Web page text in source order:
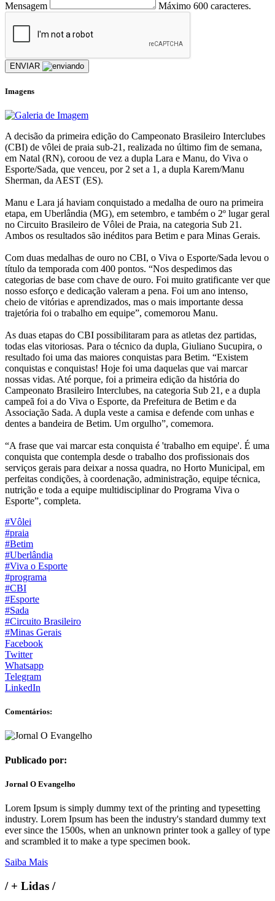
Mensagem Máximo 600 caracteres.
ENVIAR
Imagens
A decisão da primeira edição do Campeonato Brasileiro Interclubes
(CBI) de vôlei de praia sub-21, realizada no último fim de semana,
em Natal (RN), coroou de vez a dupla Lara e Manu, do Viva o
Esporte/Sada, que venceu, por 2 set a 1, a dupla Karem/Manu
Sherman, da AEST (ES).
Manu e Lara já haviam conquistado a medalha de ouro na primeira
etapa, em Uberlândia (MG), em setembro, e também o 2º lugar geral
no Circuito Brasileiro de Vôlei de Praia, na categoria Sub 21.
Ambos os resultados são inéditos para Betim e para Minas Gerais.
Com duas medalhas de ouro no CBI, o Viva o Esporte/Sada levou o
título da temporada com 400 pontos. “Nos despedimos das
categorias de base com chave de ouro. Foi muito gratificante ver que
nosso esforço e dedicação valeram a pena. Foi um ano intenso,
cheio de vitórias e aprendizados, mas o mais importante dessa
trajetória foi o trabalho em equipe”, comemorou Manu.
As duas etapas do CBI possibilitaram para as atletas dez partidas,
todas elas vitoriosas. Para o técnico da dupla, Giuliano Sucupira, o
resultado foi uma das maiores conquistas para Betim. “Existem
conquistas e conquistas! Hoje foi uma daquelas que vai marcar
nossas vidas. Até porque, foi a primeira edição da história do
Campeonato Brasileiro Interclubes, na categoria Sub 21, e a dupla
campeã foi a do Viva o Esporte, da Prefeitura de Betim e da
Associação Sada. A dupla veste a camisa e defende com unhas e
dentes a bandeira de Betim. Um orgulho”, comemora.
“A frase que vai marcar esta conquista é 'trabalho em equipe'. É uma
conquista que contempla desde o trabalho dos profissionais dos
serviços gerais para deixar a nossa quadra, no Horto Municipal, em
perfeitas condições, à coordenação, administração, equipe técnica,
nutrição e toda a equipe multidisciplinar do Programa Viva o
Esporte”, completa.
#Vôlei
#praia
#Betim
#Uberlândia
#Viva o Esporte
#programa
#CBI
#Esporte
#Sada
#Circuito Brasileiro
#Minas Gerais
Facebook
Twitter
Whatsapp
Telegram
LinkedIn
Comentários:
Publicado por:
Jornal O Evangelho
Lorem Ipsum is simply dummy text of the printing and typesetting
industry. Lorem Ipsum has been the industry's standard dummy text
ever since the 1500s, when an unknown printer took a galley of type
and scrambled it to make a type specimen book.
Saiba Mais
/+ Lidas /